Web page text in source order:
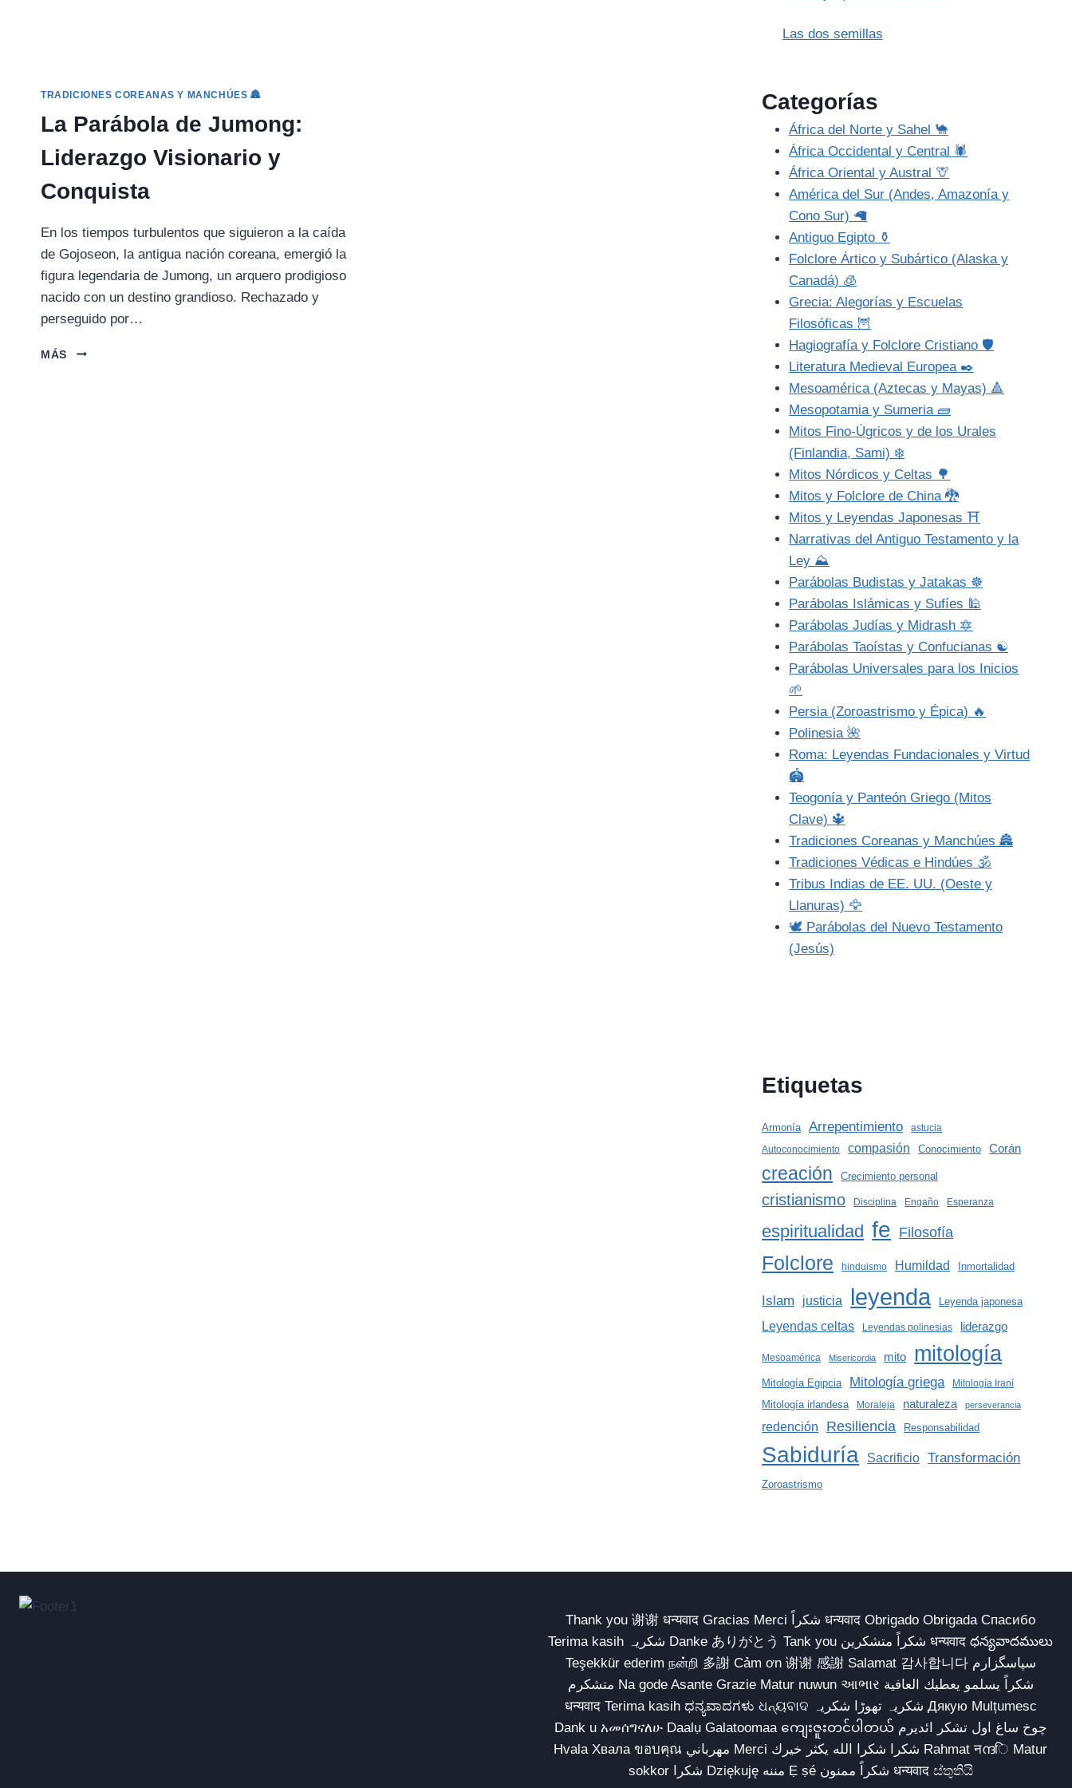
TRADICIONES COREANAS Y MANCHÚES 🏯
La Parábola de Jumong:
Liderazgo Visionario y
Conquista
En los tiempos turbulentos que siguieron a la caída
de Gojoseon, la antigua nación coreana, emergió la
figura legendaria de Jumong, un arquero prodigioso
nacido con un destino grandioso. Rechazado y
perseguido por…
MÁS
LA
Las dos semillas
Categorías
África del Norte y Sahel 🐪
África Occidental y Central 🕷️
África Oriental y Austral 🦒
América del Sur (Andes, Amazonía y
Cono Sur) 🦙
Antiguo Egipto ⚱️
Folclore Ártico y Subártico (Alaska y
Canadá) 🧊
Grecia: Alegorías y Escuelas
Filosóficas 🦉
Hagiografía y Folclore Cristiano 🛡️
Literatura Medieval Europea ✒️
Mesoamérica (Aztecas y Mayas) 🔺
Mesopotamia y Sumeria 🧱
Mitos Fino-Úgricos y de los Urales
(Finlandia, Sami) ❄️
Mitos Nórdicos y Celtas 🌳
Mitos y Folclore de China 🐉
Mitos y Leyendas Japonesas ⛩️
Narrativas del Antiguo Testamento y la
Ley ⛰️
Parábolas Budistas y Jatakas ☸️
Parábolas Islámicas y Sufíes 🕌
Parábolas Judías y Midrash 🔯
Parábolas Taoístas y Confucianas ☯️
Parábolas Universales para los Inicios
🌱
Persia (Zoroastrismo y Épica) 🔥
Polinesia 🌺
Roma: Leyendas Fundacionales y Virtud
🏟️
Teogonía y Panteón Griego (Mitos
Clave) 🔱
Tradiciones Coreanas y Manchúes 🏯
Tradiciones Védicas e Hindúes 🕉️
Tribus Indias de EE. UU. (Oeste y
Llanuras) 🦅
🕊️ Parábolas del Nuevo Testamento
(Jesús)
Etiquetas
Armonía Arrepentimiento
astucia
Autoconocimiento
compasión Conocimiento Corán
creación Crecimiento personal
cristianismo Disciplina Engaño Esperanza
espiritualidad fe Filosofía
Folclore hinduismo Humildad Inmortalidad
Islam justicia leyenda Leyenda japonesa
Leyendas celtas Leyendas polinesias liderazgo
Mesoamérica Misericordia mito mitología
Mitología Egipcia Mitología griega Mitología Iraní
Mitología irlandesa Moraleja naturaleza perseverancia
redención Resiliencia Responsabilidad
Sabiduría Sacrificio Transformación
Zoroastrismo
Thank you 谢谢 धन्यवाद Gracias Merci شكراً धन्यवाद Obrigado Obrigada Спасибо
Terima kasih شکریہ Danke ありがとう Tank you شكراً متشكرين धन्यवाद ధన్యవాదములు
Teşekkür ederim நன்றி 多謝 Cảm ơn 谢谢 感謝 Salamat 감사합니다 سپاسگزارم
متشکرم Na gode Asante Grazie Matur nuwun આભાર شكراً يسلمو يعطيك العافية
धन्यवाद Terima kasih ಧನ್ಯವಾದಗಳು ଧନ୍ୟବାଦ شکریہ تھوڑا شکریہ Дякую Mulțumesc
Dank u አመሰግናለሁ Daalụ Galatoomaa ကျေးဇူးတင်ပါတယ် چوخ ساغ اول تشکر ائدیرم
Hvala Хвала ขอบคุณ مهرباني Merci شكرا شكرا الله يكثر خيرك Rahmat नന്ദि Matur
sokkor شكرا Dziękuję مننه Ẹ ṣé شكراً ممنون धन्यवाद ස්තුතියි